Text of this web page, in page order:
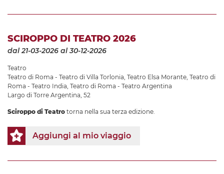
SCIROPPO DI TEATRO 2026
dal 21-03-2026 al 30-12-2026
Teatro
Teatro di Roma - Teatro di Villa Torlonia, Teatro Elsa Morante, Teatro di
Roma - Teatro India, Teatro di Roma - Teatro Argentina
Largo di Torre Argentina, 52
Sciroppo di Teatro torna nella sua terza edizione.
Aggiungi al mio viaggio